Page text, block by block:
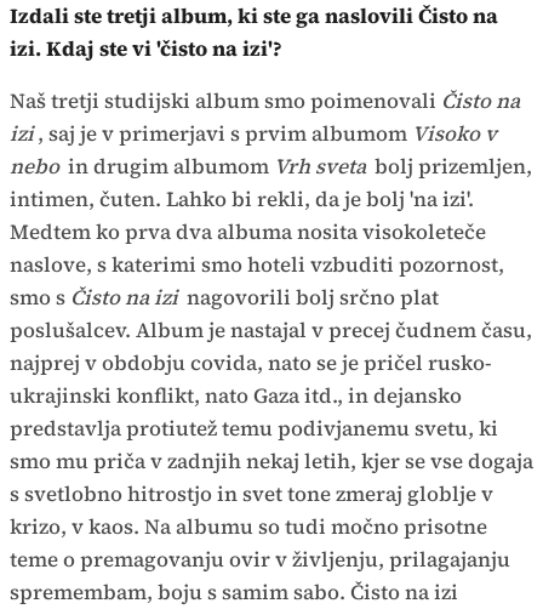
Izdali ste tretji album, ki ste ga naslovili Čisto na
izi. Kdaj ste vi 'čisto na izi'?
Naš tretji studijski album smo poimenovali Čisto na
izi, saj je v primerjavi s prvim albumom Visoko v
nebo in drugim albumom Vrh sveta bolj prizemljen,
intimen, čuten. Lahko bi rekli, da je bolj 'na izi'.
Medtem ko prva dva albuma nosita visokoleteče
naslove, s katerimi smo hoteli vzbuditi pozornost,
smo s Čisto na izi nagovorili bolj srčno plat
poslušalcev. Album je nastajal v precej čudnem času,
najprej v obdobju covida, nato se je pričel rusko-
ukrajinski konflikt, nato Gaza itd., in dejansko
predstavlja protiutež temu podivjanemu svetu, ki
smo mu priča v zadnjih nekaj letih, kjer se vse dogaja
s svetlobno hitrostjo in svet tone zmeraj globlje v
krizo, v kaos. Na albumu so tudi močno prisotne
teme o premagovanju ovir v življenju, prilagajanju
spremembam, boju s samim sabo. Čisto na izi